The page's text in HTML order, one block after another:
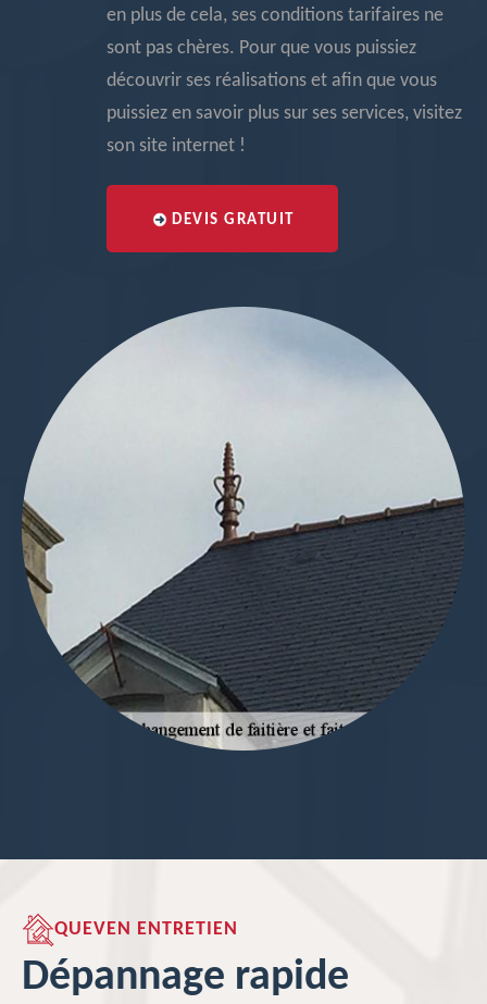
en plus de cela, ses conditions tarifaires ne
sont pas chères. Pour que vous puissiez
découvrir ses réalisations et afin que vous
puissiez en savoir plus sur ses services, visitez
son site internet !
DEVIS GRATUIT
QUEVEN ENTRETIEN
Dépannage rapide